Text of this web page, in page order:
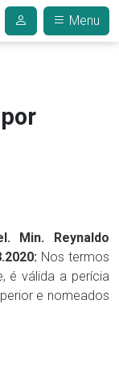
Menu
Min. Reynaldo
Nos termos
é válida a perícia
e nomeados